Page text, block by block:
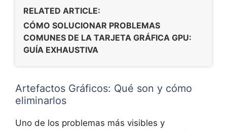
RELATED ARTICLE:
CÓMO SOLUCIONAR PROBLEMAS
COMUNES DE LA TARJETA GRÁFICA GPU:
GUÍA EXHAUSTIVA
Artefactos Gráficos: Qué son y cómo
eliminarlos
Uno de los problemas más visibles y